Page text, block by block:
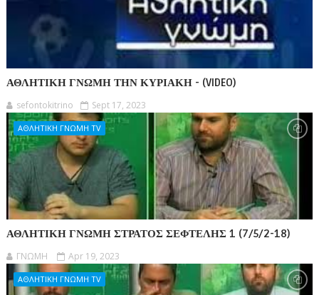
ΑΘΛΗΤΙΚΗ ΓΝΩΜΗ ΤΗΝ ΚΥΡΙΑΚΗ - (VIDEO)
sefontokitrino Sept 17, 2023
ΑΘΛΗΤΙΚΗ ΓΝΩΜΗ ΤV
ΑΘΛΗΤΙΚΗ ΓΝΩΜΗ ΣΤΡΑΤΟΣ ΣΕΦΤΕΛΗΣ 1 (7/5/2-18)
ΓΝΩΜΗ Apr 19, 2023
ΑΘΛΗΤΙΚΗ ΓΝΩΜΗ ΤV